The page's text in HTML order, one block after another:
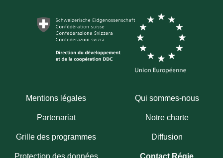
Mentions légales Qui sommes-nous
Partenariat Notre charte
Grille des programmes Diffusion
Protection des données Contact Régie